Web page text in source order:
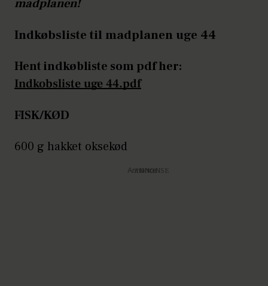
madplanen!
Indkøbsliste til madplanen uge 44
Hent indkøbliste som pdf her:
Indkobsliste uge 44.pdf
FISK/KØD
600 g hakket oksekød
Annonce